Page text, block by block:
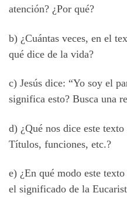
atención? ¿Por qué?
b) ¿Cuántas veces, en el
qué dice de la vida?
c) Jesús dice: “Yo soy el
significa esto? Busca una
d) ¿Qué nos dice este texto
Títulos, funciones, etc.?
e) ¿En qué modo este
el significado de la